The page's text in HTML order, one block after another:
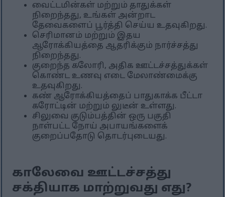
வைட்டமின்கள் மற்றும் தாதுக்கள்
நிறைந்தது, உங்கள் அன்றாட
தேவைகளைப் பூர்த்தி செய்ய உதவுகிறது.
செரிமானம் மற்றும் இதய
ஆரோக்கியத்தை ஆதரிக்கும் நார்ச்சத்து
நிறைந்தது.
குறைந்த கலோரி, அதிக ஊட்டச்சத்துக்கள்
கொண்ட உணவு எடை மேலாண்மைக்கு
உதவுகிறது.
கண் ஆரோக்கியத்தைப் பாதுகாக்க பீட்டா
கரோட்டின் மற்றும் லுடீன் உள்ளது.
சிலுவை குடும்பத்தின் ஒரு பகுதி
நாள்பட்ட நோய் அபாயங்களைக்
குறைப்பதோடு தொடர்புடையது.
காலேவை ஊட்டச்சத்து
சக்தியாக மாற்றுவது எது?